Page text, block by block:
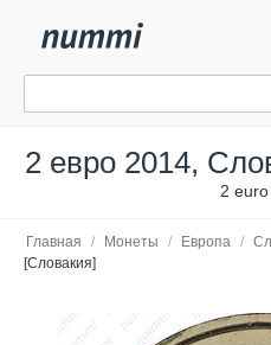
2 евро 2014,
2
Главная / Монеты / Европа /
[Словакия]